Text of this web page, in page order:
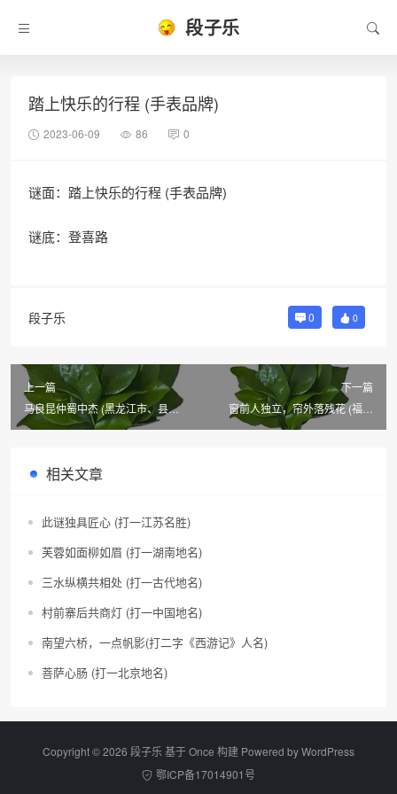
段子乐
踏上快乐的行程 (手表品牌)
2023-06-09 86 0
谜面：踏上快乐的行程 (手表品牌)
谜底：登喜路
段子乐 0 0
上一篇
马良昆仲蜀中杰 (黑龙江市、县名
二)
下一篇
窗前人独立，帘外落残花 (福建
相关文章
此谜独具匠心 (打一江苏名胜)
芙蓉如面柳如眉 (打一湖南地名)
三水纵横共相处 (打一古代地名)
村前寨后共商灯 (打一中国地名)
南望六桥，一点帆影(打二字《西游记》人名)
菩萨心肠 (打一北京地名)
Copyright © 2026 段子乐 基于 Once 构建 Powered byWordPress
鄂ICP备17014901号